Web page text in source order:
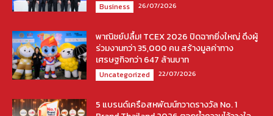
Business 26/07/2026
พาณิชย์ปลื้ม! TCEX 2026 ปิดฉากยิ่งใหญ่ ดึงผู้
ร่วมงานกว่า 35,000 คน สร้างมูลค่าทาง
เศรษฐกิจกว่า 647 ล้านบาท
Uncategorized 22/07/2026
5 แบรนด์เครือสหพัฒน์กวาดรางวัล No. 1